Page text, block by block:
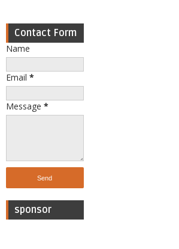
Contact Form
Name
Email *
Message *
sponsor